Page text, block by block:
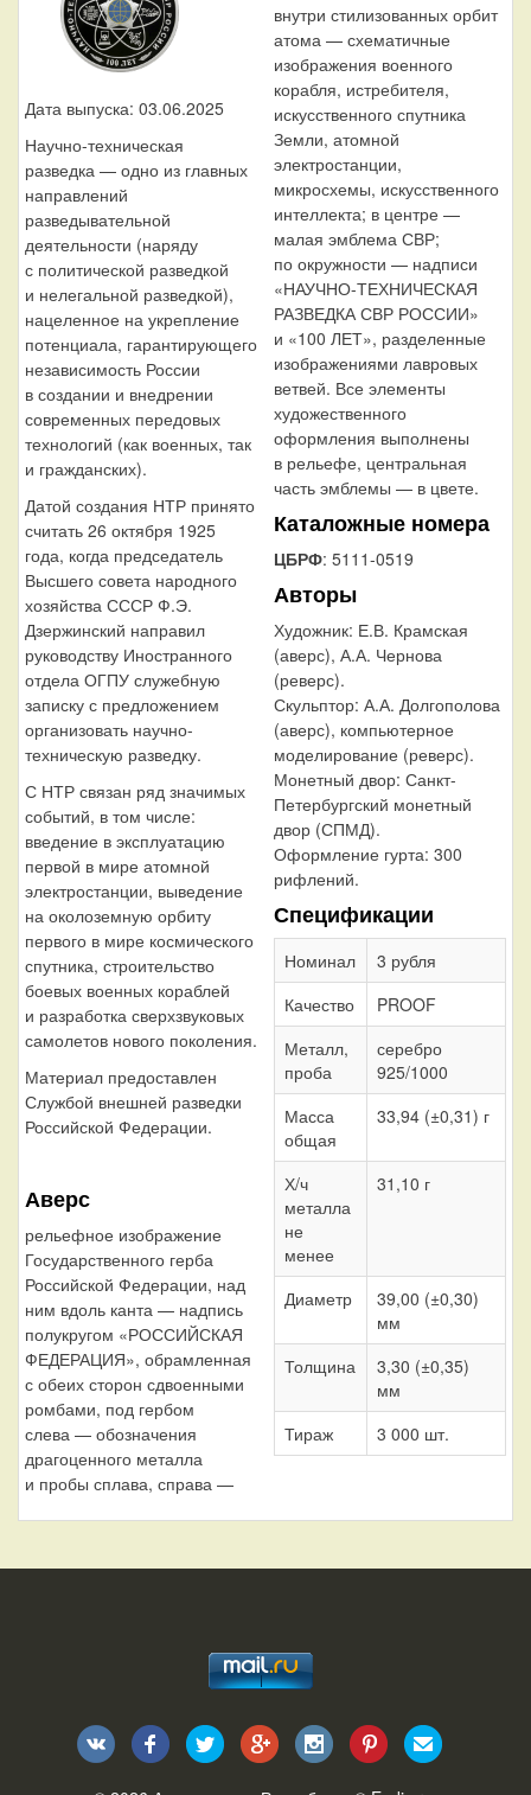
Дата выпуска: 03.06.2025
Научно-техническая
разведка — одно из главных
направлений
разведывательной
деятельности (наряду
с политической разведкой
и нелегальной разведкой),
нацеленное на укрепление
потенциала, гарантирующего
независимость России
в создании и внедрении
современных передовых
технологий (как военных, так
и гражданских).
Датой создания НТР принято
считать 26 октября 1925
года, когда председатель
Высшего совета народного
хозяйства СССР Ф.Э.
Дзержинский направил
руководству Иностранного
отдела ОГПУ служебную
записку с предложением
организовать научно-
техническую разведку.
С НТР связан ряд значимых
событий, в том числе:
введение в эксплуатацию
первой в мире атомной
электростанции, выведение
на околоземную орбиту
первого в мире космического
спутника, строительство
боевых военных кораблей
и разработка сверхзвуковых
самолетов нового поколения.
Материал предоставлен
Службой внешней разведки
Российской Федерации.
Аверс
рельефное изображение
Государственного герба
Российской Федерации, над
ним вдоль канта — надпись
полукругом «РОССИЙСКАЯ
ФЕДЕРАЦИЯ», обрамленная
с обеих сторон сдвоенными
ромбами, под гербом
слева — обозначения
драгоценного металла
и пробы сплава, справа —
внутри стилизованных орбит
атома — схематичные
изображения военного
корабля, истребителя,
искусственного спутника
Земли, атомной
электростанции,
микросхемы, искусственного
интеллекта; в центре —
малая эмблема СВР;
по окружности — надписи
«НАУЧНО-ТЕХНИЧЕСКАЯ
РАЗВЕДКА СВР РОССИИ»
и «100 ЛЕТ», разделенные
изображениями лавровых
ветвей. Все элементы
художественного
оформления выполнены
в рельефе, центральная
часть эмблемы — в цвете.
Каталожные номера
ЦБРФ: 5111-0519
Авторы
Художник: Е.В. Крамская
(аверс), А.А. Чернова
(реверс).
Скульптор: А.А. Долгополова
(аверс), компьютерное
моделирование (реверс).
Монетный двор: Санкт-
Петербургский монетный
двор (СПМД).
Оформление гурта: 300
рифлений.
Спецификации
Номинал
3 рубля
Качество
PROOF
Металл,
проба
серебро
925/1000
Масса
общая
33,94 (±0,31) г
Х/ч
металла
не
менее
31,10 г
Диаметр
39,00 (±0,30)
мм
Толщина
3,30 (±0,35)
мм
Тираж
3 000 шт.